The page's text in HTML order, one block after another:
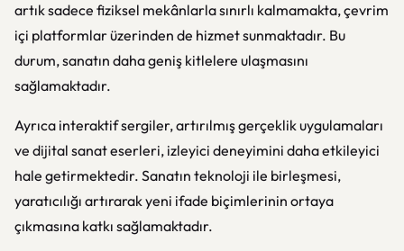
artık sadece fiziksel mekânlarla sınırlı kalmamakta, çevrim
içi platformlar üzerinden de hizmet sunmaktadır. Bu
durum, sanatın daha geniş kitlelere ulaşmasını
sağlamaktadır.
Ayrıca interaktif sergiler, artırılmış gerçeklik uygulamaları
ve dijital sanat eserleri, izleyici deneyimini daha etkileyici
hale getirmektedir. Sanatın teknoloji ile birleşmesi,
yaratıcılığı artırarak yeni ifade biçimlerinin ortaya
çıkmasına katkı sağlamaktadır.